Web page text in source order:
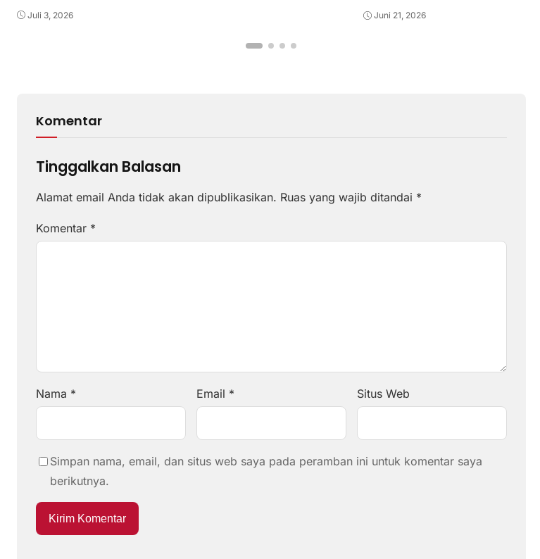
Rakyat
Juli 3, 2026 Juni 21, 2026
Komentar
Tinggalkan Balasan
Alamat email Anda tidak akan dipublikasikan. Ruas yang wajib ditandai *
Komentar *
Nama * Email * Situs Web
Simpan nama, email, dan situs web saya pada peramban ini untuk komentar saya
berikutnya.